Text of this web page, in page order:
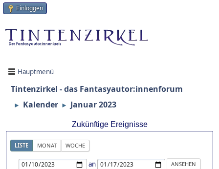
Einloggen
Hauptmenü
Tintenzirkel - das Fantasyautor:innenforum
► Kalender ► Januar 2023
Zukünftige Ereignisse
LISTE MONAT WOCHE
an